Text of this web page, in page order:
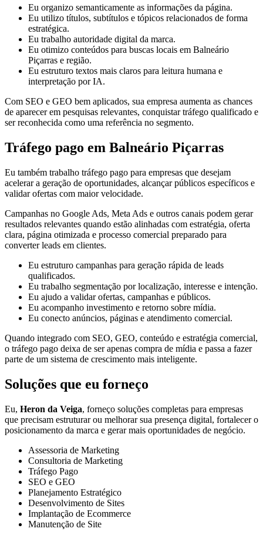
Eu organizo semanticamente as informações da página.
Eu utilizo títulos, subtítulos e tópicos relacionados de forma
estratégica.
Eu trabalho autoridade digital da marca.
Eu otimizo conteúdos para buscas locais em Balneário
Piçarras e região.
Eu estruturo textos mais claros para leitura humana e
interpretação por IA.
Com SEO e GEO bem aplicados, sua empresa aumenta as chances
de aparecer em pesquisas relevantes, conquistar tráfego qualificado e
ser reconhecida como uma referência no segmento.
Tráfego pago em Balneário Piçarras
Eu também trabalho tráfego pago para empresas que desejam
acelerar a geração de oportunidades, alcançar públicos específicos e
validar ofertas com maior velocidade.
Campanhas no Google Ads, Meta Ads e outros canais podem gerar
resultados relevantes quando estão alinhadas com estratégia, oferta
clara, página otimizada e processo comercial preparado para
converter leads em clientes.
Eu estruturo campanhas para geração rápida de leads
qualificados.
Eu trabalho segmentação por localização, interesse e intenção.
Eu ajudo a validar ofertas, campanhas e públicos.
Eu acompanho investimento e retorno sobre mídia.
Eu conecto anúncios, páginas e atendimento comercial.
Quando integrado com SEO, GEO, conteúdo e estratégia comercial,
o tráfego pago deixa de ser apenas compra de mídia e passa a fazer
parte de um sistema de crescimento mais inteligente.
Soluções que eu forneço
Eu, Heron da Veiga, forneço soluções completas para empresas
que precisam estruturar ou melhorar sua presença digital, fortalecer o
posicionamento da marca e gerar mais oportunidades de negócio.
Assessoria de Marketing
Consultoria de Marketing
Tráfego Pago
SEO e GEO
Planejamento Estratégico
Desenvolvimento de Sites
Implantação de Ecommerce
Manutenção de Site